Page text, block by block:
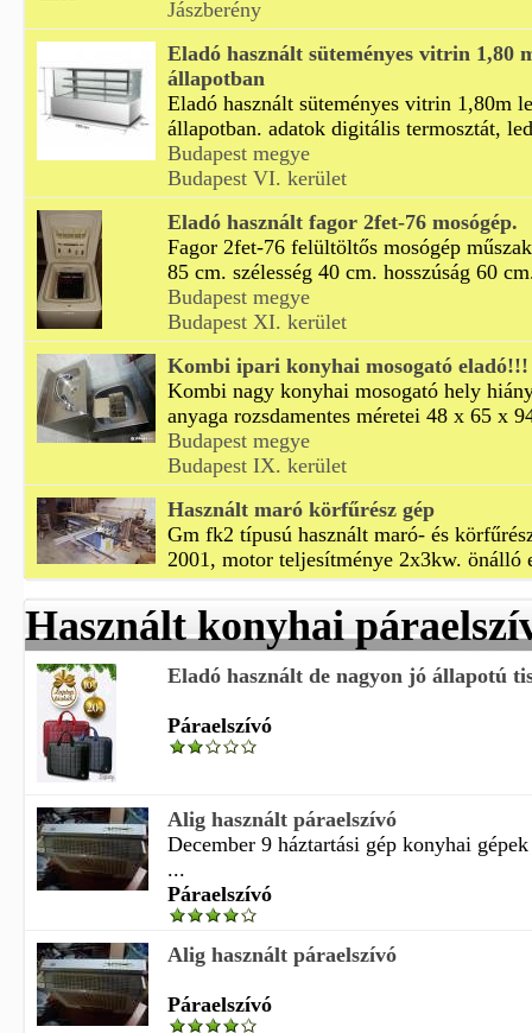
Jászberény
Eladó használt süteményes vitrin 1,80
állapotban
Eladó használt süteményes vitrin 1,80m
állapotban. adatok digitális termosztát,
Budapest megye
Budapest VI. kerület
Eladó használt fagor 2fet-76 mosógép.
Fagor 2fet-76 felültöltős mosógép
85 cm. szélesség 40 cm. hosszúság 60
Budapest megye
Budapest XI. kerület
Kombi ipari konyhai mosogató eladó!!!
Kombi nagy konyhai mosogató hely
anyaga rozsdamentes méretei 48 x 65 x
Budapest megye
Budapest IX. kerület
Használt maró körfűrész gép
Gm fk2 típusú használt maró- és
2001, motor teljesítménye 2x3kw. önálló
Használt konyhai
Eladó használt de nagyon jó állapotú
Páraelszívó
Alig használt páraelszívó
December 9 háztartási gép konyhai
...
Páraelszívó
Alig használt páraelszívó
Páraelszívó